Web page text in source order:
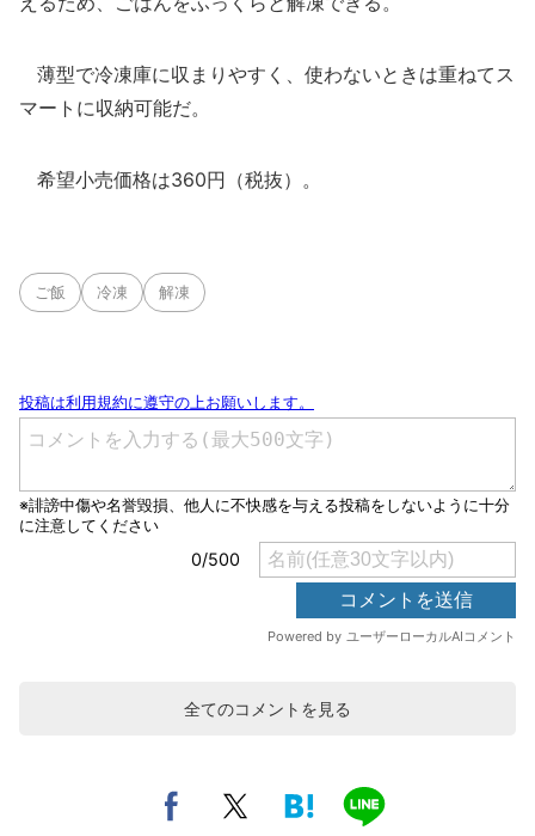
薄型で冷凍庫に収まりやすく、使わないときは重ねてス
マートに収納可能だ。
希望小売価格は360円（税抜）。
ご飯 冷凍 解凍
全てのコメントを見る